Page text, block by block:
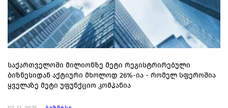
საქართველოში მილიონზე მეტი რეგისტრირებული
ბიზნესიდან აქტიური მხოლოდ 26%-ია - რომელ სფეროშია
ყველაზე მეტი უფუნქციო კომპანია